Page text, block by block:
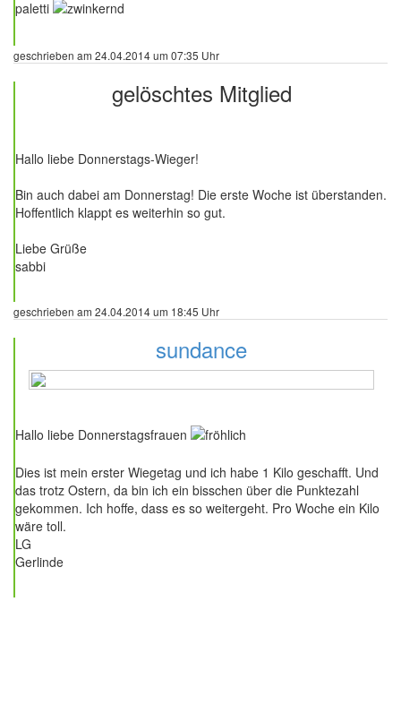
paletti
geschrieben am 24.04.2014 um 07:35 Uhr
gelöschtes Mitglied
Hallo liebe Donnerstags-Wieger!
Bin auch dabei am Donnerstag! Die erste Woche ist überstanden.
Hoffentlich klappt es weiterhin so gut.
Liebe Grüße
sabbi
geschrieben am 24.04.2014 um 18:45 Uhr
sundance
Hallo liebe Donnerstagsfrauen
Dies ist mein erster Wiegetag und ich habe 1 Kilo geschafft. Und
das trotz Ostern, da bin ich ein bisschen über die Punktezahl
gekommen. Ich hoffe, dass es so weitergeht. Pro Woche ein Kilo
wäre toll.
LG
Gerlinde